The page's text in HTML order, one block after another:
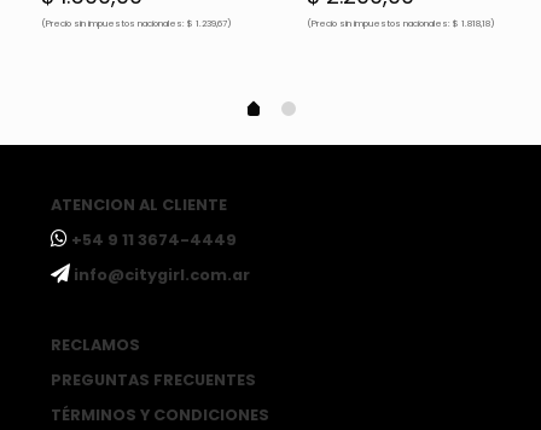
(Precio sin impuestos nacionales: $ 1.239,67) (Precio sin impuestos nacionales: $ 1.818,18)
ATENCION AL CLIENTE
ㅤ+54 9 11 3674-4449
ㅤinfo@citygirl.com.ar
RECLAMOS
PREGUNTAS FRECUENTES
TÉRMINOS Y CONDICIONES